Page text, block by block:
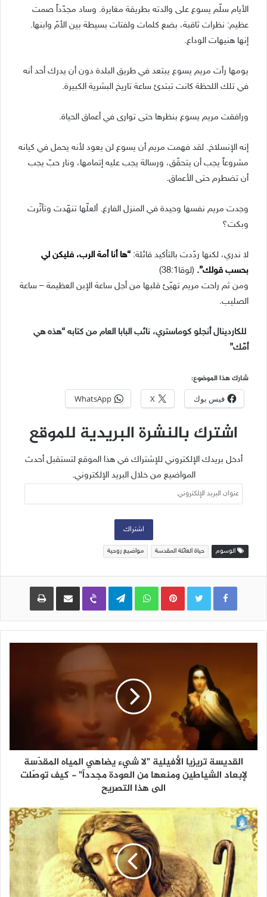
الأيام سلّم يسوع على والدته بطريقة مغايرة. وساد مجدّداً صمت
عظيم: نظرات ثاقبة، بضع كلمات ولفتات بسيطة بين الأمّ وابنها.
إنها هنيهات الوداع.
يومها رأت مريم يسوع يبتعد في طريق البلدة دون أن يدرك أحد أنه
في تلك اللحظة كانت تبتدئ ساعة تاريخ البشرية الكبيرة.
ورافقت مريم يسوع بنظرها حتى توارى في أعماق الحياة.
إنه الإنسلاخ. لقد فهمت مريم أن يسوع لن يعود لأنه يحمل في كيانه
مشروعاً يجب أن يتحقّق، ورسالة يجب عليه إتمامها، ونار حبّ يجب
أن تضطرم حتى الأعماق.
وجدت مريم نفسها وحيدة في المنزل الفارغ. ألعلّها تنهّدت وتأثّرت
وبكت؟
لا ندري، لكنها ردّدت بالتأكيد قائلة: “ها أنا أمة الرب، فليكن لي
بحسب قولك”. (لوقا38:1)
ومن ثم راحت مريم تهيّئ قلبها من أجل ساعة الإبن العظيمة – ساعة
الصليب.
للكاردينال أنجلو كوماستري، نائب البابا العام من كتابه “هذه هي
أمّك”
شارك هذا الموضوع:
فيس بوك X
WhatsApp
اشترك بالنشرة البريدية للموقع
أدخل بريدك الإلكتروني للإشتراك في هذا الموقع لتستقبل أحدث
المواضيع من خلال البريد الإلكتروني.
عنوان
البريد
اشتراك
الوسوم حياة العائلة المقدسة مواضيع روحية
Pinterest
WhatsApp
Telegram
Viber مشاركة عبر البريد طباعة
القديسة تريزيا الأفيلية "لا شيء يضاهي المياه المقدّسة
لإبعاد الشياطين ومنعها من العودة مجدداً" - كيف توصّلت
الى هذا التصريح